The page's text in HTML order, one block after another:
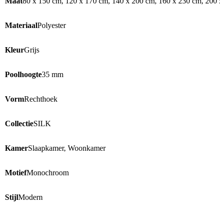
MateriaalPolyester
KleurGrijs
Poolhoogte35 mm
VormRechthoek
CollectieSILK
KamerSlaapkamer, Woonkamer
MotiefMonochroom
StijlModern